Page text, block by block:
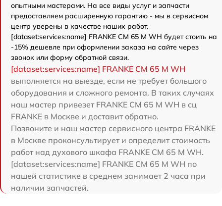
опытными мастерами. На все виды услуг и запчасти
предоставляем расширенную гарантию - мы в сервисном
центр уверены в качестве наших работ.
[dataset:services:name] FRANKE CM 65 M WH будет стоить на
-15% дешевле при оформлении заказа на сайте через
звонок или форму обратной связи.
[dataset:services:name] FRANKE CM 65 M WH
выполняется на выезде, если не требует большого
оборудования и сложного ремонта. В таких случаях
наш мастер привезет FRANKE CM 65 M WH в сц
FRANKE в Москве и доставит обратно.
Позвоните и наш мастер сервисного центра FRANKE
в Москве проконсультирует и определит стоимость
работ над духового шкафа FRANKE CM 65 M WH.
[dataset:services:name] FRANKE CM 65 M WH по
нашей статистике в среднем занимает 2 часа при
наличии запчастей.